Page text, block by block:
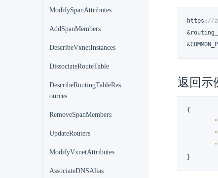
ModifySpanAttributes
AddSpanMembers
DescribeVxnetInstances
DissociateRouteTable
DescribeRoutingTableRes
ources
RemoveSpanMembers
UpdateRouters
ModifyVxnetAttributes
AssociateDNSAlias
https : //
返回示
{
}